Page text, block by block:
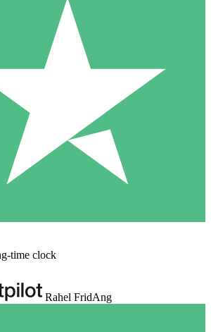
time clock
Rahel FridAng